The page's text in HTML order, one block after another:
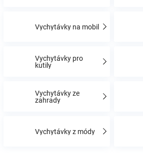
Těhotenské
Vychytávky na mobil
Vychytávky pro
kutily
Vychytávky ze
zahrady
Vychytávky z módy